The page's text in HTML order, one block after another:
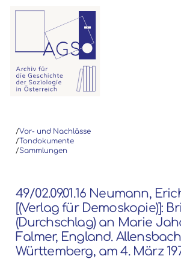
/Vor- und Nachlässe
/Tondokumente
/Sammlungen
49/02.09.01.16 Neumann,
[(Verlag für Demoskopie)]:
(Durchschlag) an Marie
Falmer, England.
Württemberg, am 4. März